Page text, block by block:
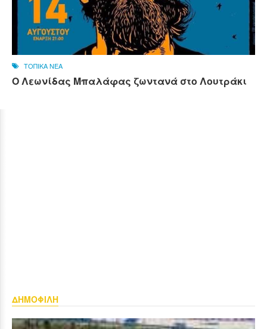
ΤΟΠΙΚΑ ΝΕΑ
Ο Λεωνίδας Μπαλάφας ζωντανά στο Λουτράκι
ΔΗΜΟΦΙΛΗ